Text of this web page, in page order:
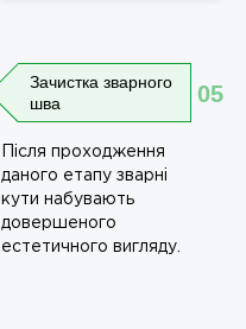
05
Зачистка зварного
шва
Після проходження
даного етапу зварні
кути набувають
довершеного
естетичного вигляду.